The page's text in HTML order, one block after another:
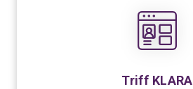
Triff KLARA